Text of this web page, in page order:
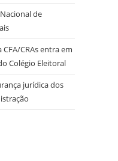
de
CRAs entra em
Colégio Eleitoral
jurídica dos